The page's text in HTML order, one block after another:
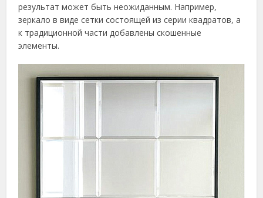
результат может быть неожиданным. Например,
зеркало в виде сетки состоящей из серии квадратов, а
к традиционной части добавлены скошенные
элементы.